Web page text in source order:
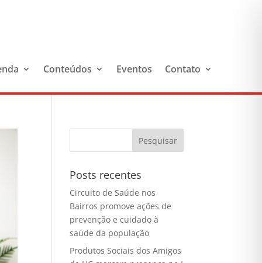
Conteúdos Eventos Contato
Posts recentes
Circuito de Saúde nos
Bairros promove ações de
prevenção e cuidado à
saúde da população
Produtos Sociais dos Amigos